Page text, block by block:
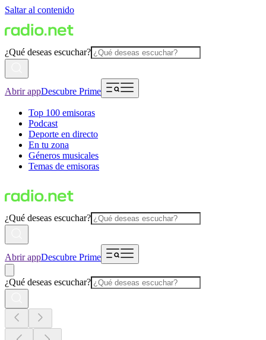
Saltar al contenido
¿Qué deseas escuchar?
Abrir appDescubre Prime
Top 100 emisoras
Podcast
Deporte en directo
En tu zona
Géneros musicales
Temas de emisoras
¿Qué deseas escuchar?
Abrir appDescubre Prime
¿Qué deseas escuchar?